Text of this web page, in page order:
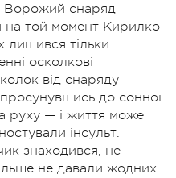
Ворожий снаряд
на той момент Кирилко
лишився тільки
осколкові
від снаряду
до сонної
руху — і життя може
інсульт.
знаходився, не
не давали жодних